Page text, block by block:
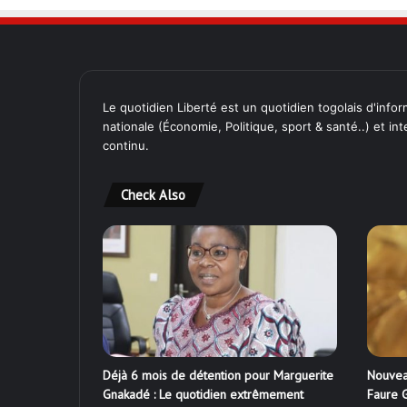
Le quotidien Liberté est un quotidien togolais
nationale (Économie, Politique, sport & santé..) et
continu.
Check Also
Déjà 6 mois de détention pour Marguerite
Gnakadé : Le quotidien extrêmement
Faure